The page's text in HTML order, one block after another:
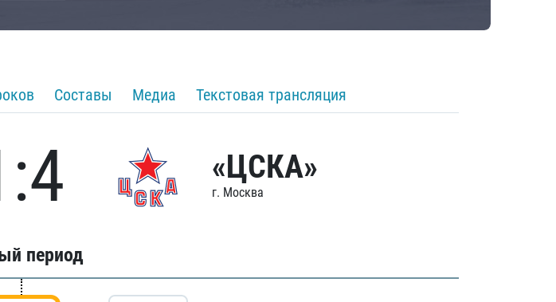
Составы Медиа Текстовая трансляция
«ЦСКА»
г. Москва
период